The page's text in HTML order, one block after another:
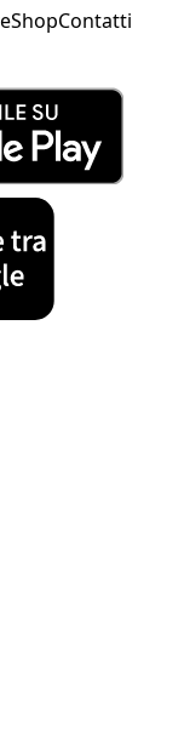
ShopContatti